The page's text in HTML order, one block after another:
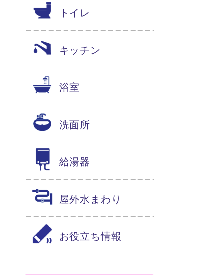
トイレ
キッチン
浴室
洗面所
給湯器
屋外水まわり
お役立ち情報